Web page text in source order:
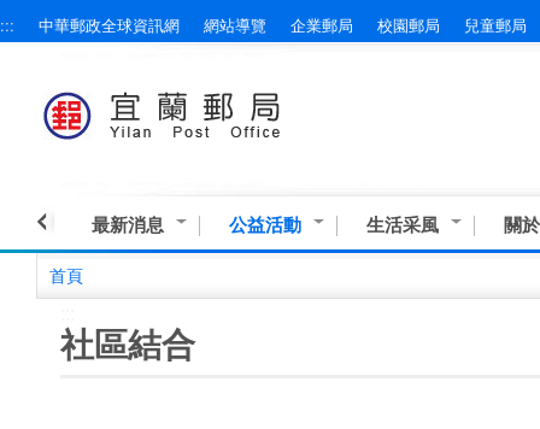
跳到主要內容區塊
::: 中華郵政全球資訊網 網站導覽 企業郵局 校園郵局 兒童郵局
最新消息 公益活動 生活采風 關
首頁
社區結合